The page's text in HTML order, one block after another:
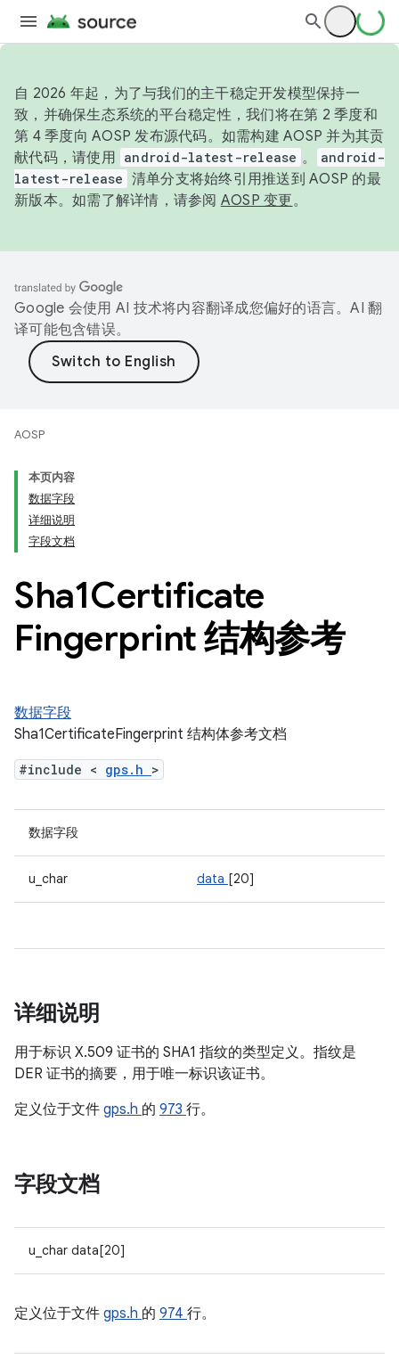
自 2026 年起，为了与我们的主干稳定开发模型保持一
致，并确保生态系统的平台稳定性，我们将在第 2 季度和
第 4 季度向 AOSP 发布源代码。如需构建 AOSP 并为其贡
献代码，请使用 android-latest-release 。
android-
latest-release 清单分支将始终引用推送到 AOSP 的最
新版本。如需了解详情，请参阅 AOSP 变更。
Google 会使用 AI 技术将内容翻译成您偏好的语言。AI 翻
译可能包含错误。
AOSP
本页内容
数据字段
详细说明
字段文档
Sha1Certificate
Fingerprint 结构参考
数据字段
Sha1CertificateFingerprint 结构体参考文档
#include < gps.h >
数据字段
u_char data [20]
详细说明
用于标识 X.509 证书的 SHA1 指纹的类型定义。指纹是
DER 证书的摘要，用于唯一标识该证书。
定义位于文件 gps.h 的 973 行。
字段文档
u_char data[20]
定义位于文件 gps.h 的 974 行。